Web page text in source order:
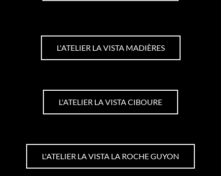
L'ATELIER LA VISTA MADIÈRES
L'ATELIER LA VISTA CIBOURE
L'ATELIER LA VISTA LA ROCHE GUYON